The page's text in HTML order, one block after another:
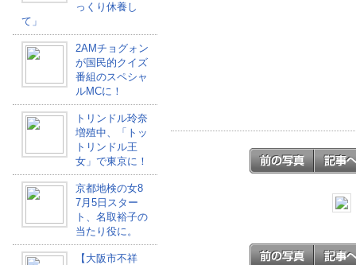
っくり休養し
て」
2AMチョグォン
が国民的クイズ
番組のスペシャ
ルMCに！
トリンドル玲奈
増殖中、「トッ
トリンドル王
女」で東京に！
京都地検の女8
7月5日スター
ト、名取裕子の
当たり役に。
【大阪市不祥